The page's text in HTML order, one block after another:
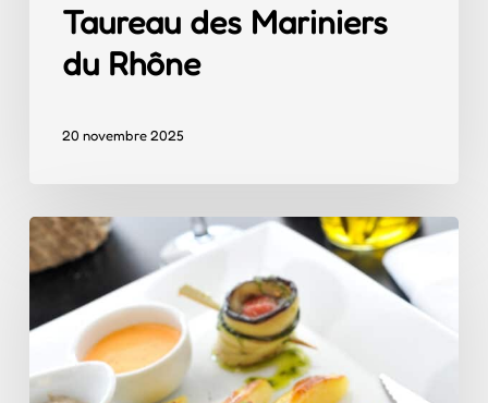
Taureau des Mariniers
du Rhône
20 novembre 2025
Steak
camarguais,
beurre
relevés
à